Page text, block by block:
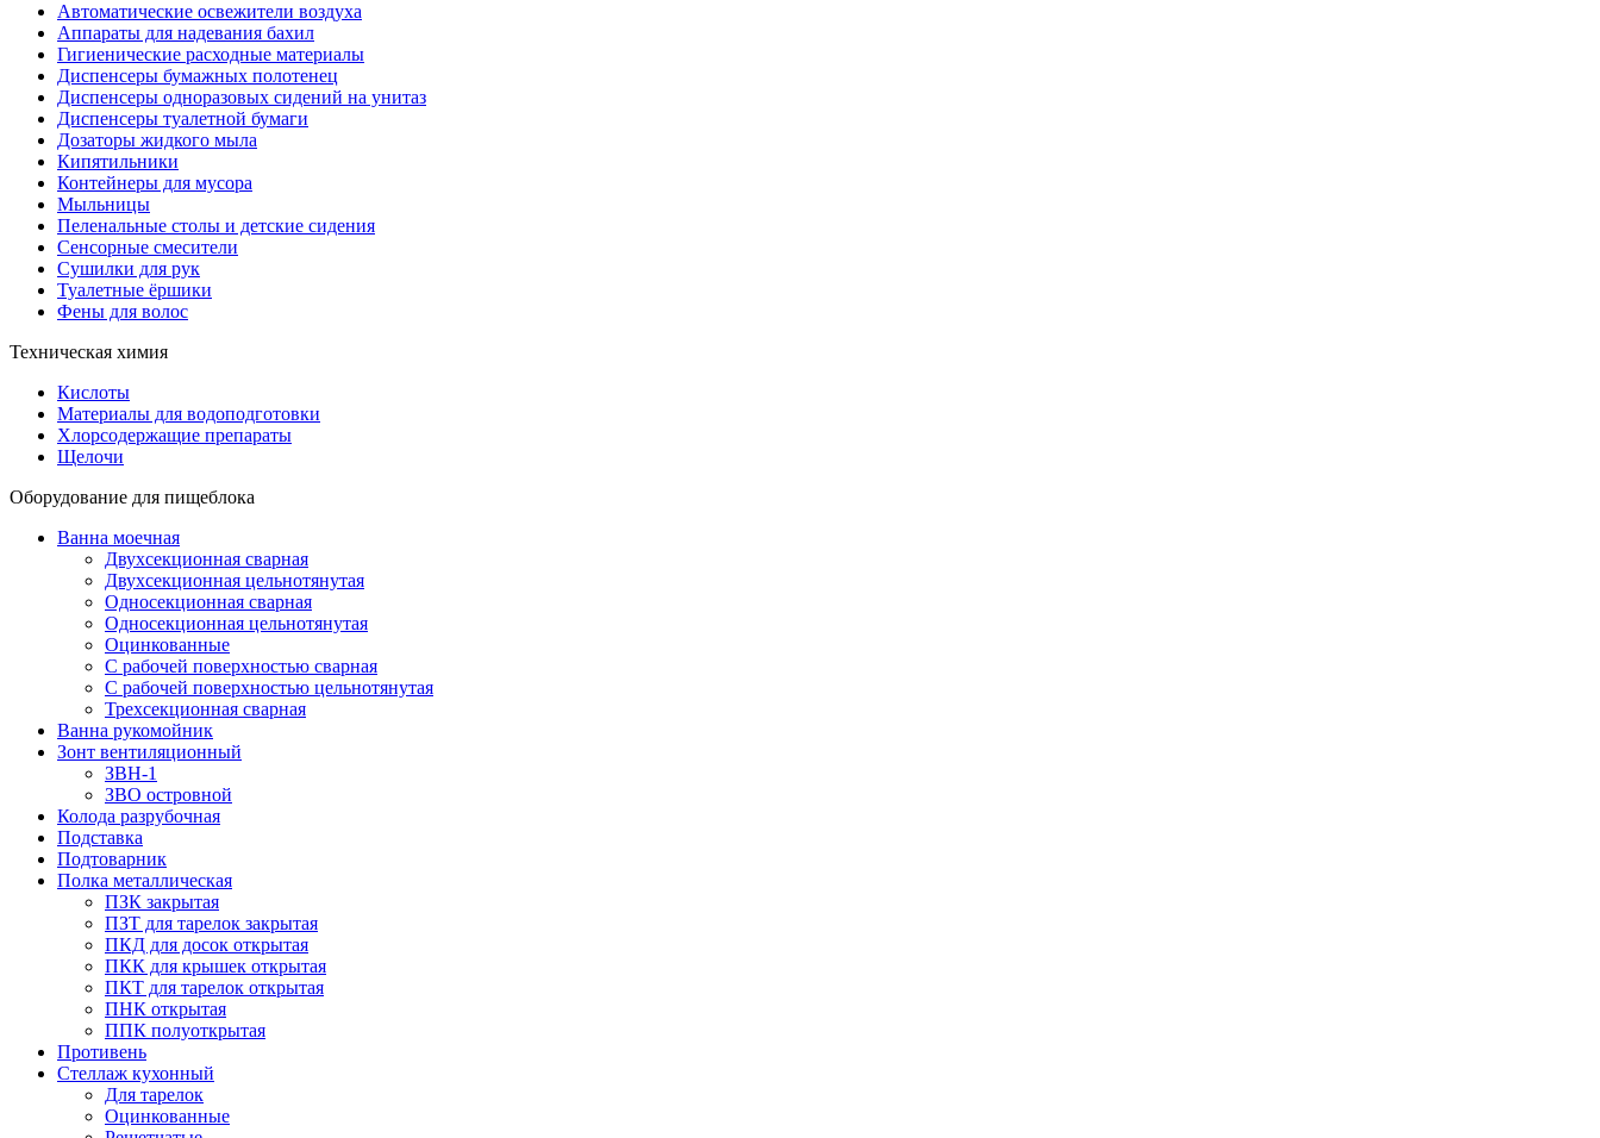
Автоматические освежители воздуха
Аппараты для надевания бахил
Гигиенические расходные материалы
Диспенсеры бумажных полотенец
Диспенсеры одноразовых сидений на унитаз
Диспенсеры туалетной бумаги
Дозаторы жидкого мыла
Кипятильники
Контейнеры для мусора
Мыльницы
Пеленальные столы и детские сидения
Сенсорные смесители
Сушилки для рук
Туалетные ёршики
Фены для волос
Техническая химия
Кислоты
Материалы для водоподготовки
Хлорсодержащие препараты
Щелочи
Оборудование для пищеблока
Ванна моечная
Двухсекционная сварная
Двухсекционная цельнотянутая
Односекционная сварная
Односекционная цельнотянутая
Оцинкованные
С рабочей поверхностью сварная
С рабочей поверхностью цельнотянутая
Трехсекционная сварная
Ванна рукомойник
Зонт вентиляционный
ЗВН-1
ЗВО островной
Колода разрубочная
Подставка
Подтоварник
Полка металлическая
ПЗК закрытая
ПЗТ для тарелок закрытая
ПКД для досок открытая
ПКК для крышек открытая
ПКТ для тарелок открытая
ПНК открытая
ППК полуоткрытая
Противень
Стеллаж кухонный
Для тарелок
Оцинкованные